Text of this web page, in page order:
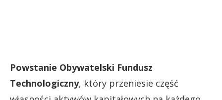
Powstanie Obywatelski Fundusz
Technologiczny, który przeniesie część